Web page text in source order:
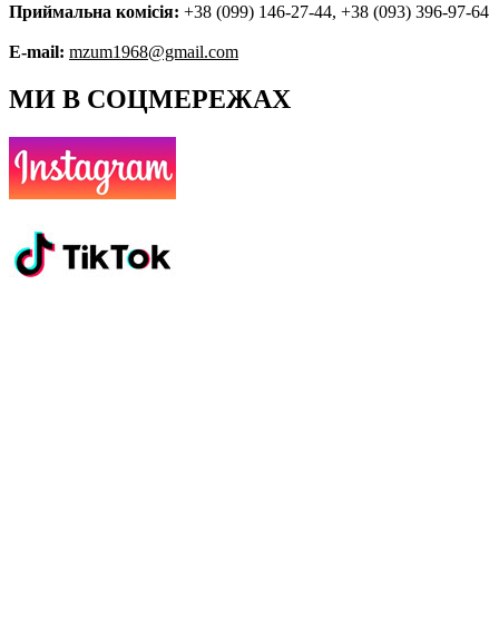
Приймальна комісія: +38 (099) 146-27-44, +38 (093) 396-97-64
E-mail: mzum1968@gmail.com
МИ В СОЦМЕРЕЖАХ